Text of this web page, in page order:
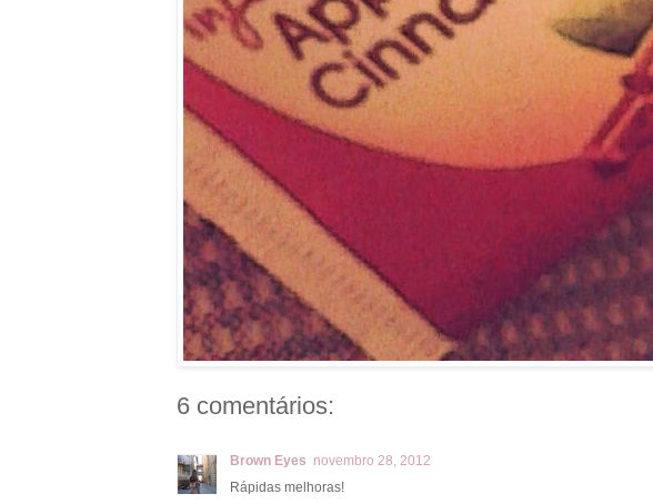
6 comentários:
Brown Eyes novembro 28, 2012
Rápidas melhoras!